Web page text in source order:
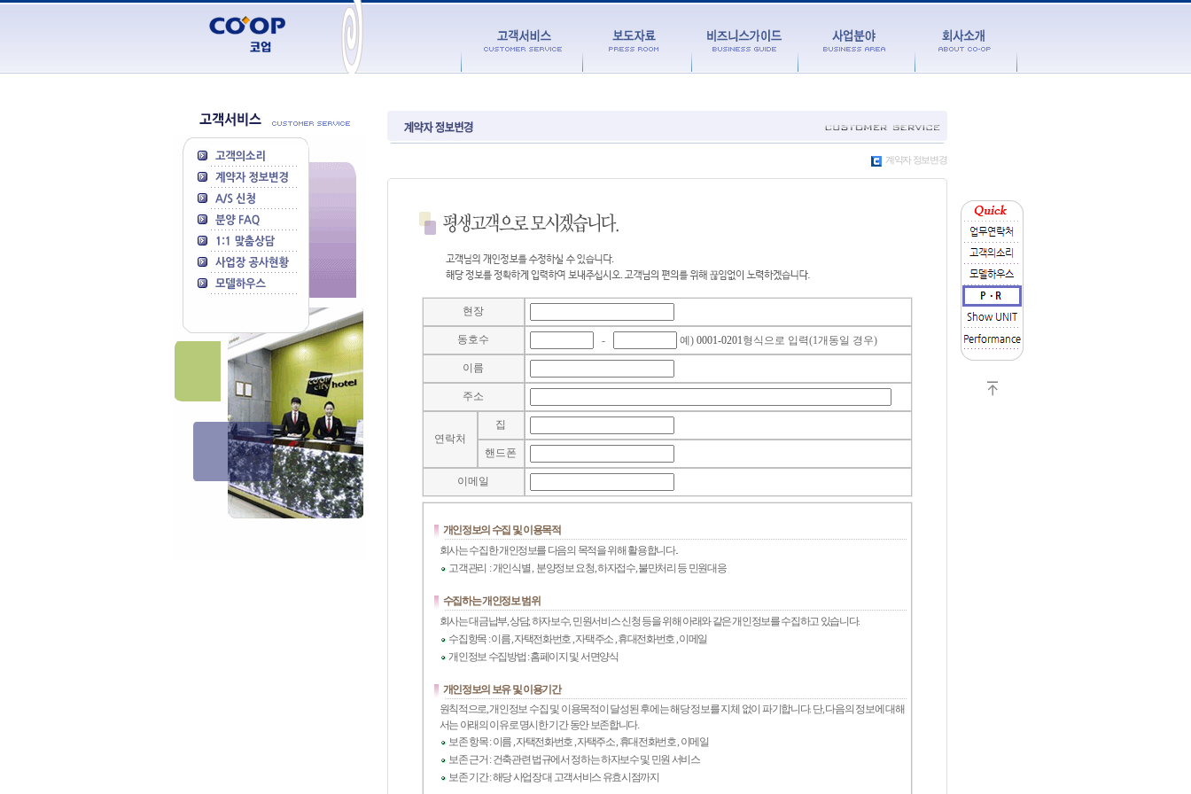
계약자 정보변경
현장
동호수 - 예) 0001-0201형식으로 입력(1개동일 경우)
이름
주소
연락처
집
핸드폰
이메일
개인정보의 수집 및 이용목적
회사는 수집한 개인정보를 다음의 목적을 위해 활용합니다..
고객관리 : 개인식별 , 분양정보 요청, 하자접수, 불만처리 등 민원대응
수집하는 개인정보 범위
회사는 대금납부, 상담, 하자보수, 민원서비스 신청 등을 위해 아래와 같은 개인정보를 수집하고 있습니다.
수집항목 : 이름 , 자택전화번호 , 자택주소 , 휴대전화번호 , 이메일
개인정보 수집방법 : 홈페이지 및 서면양식
개인정보의 보유 및 이용기간
원칙적으로, 개인정보 수집 및 이용목적이 달성된 후에는 해당 정보를 지체 없이 파기합니다. 단, 다음의 정보에 대해
서는 아래의 이유로 명시한 기간 동안 보존합니다.
보존 항목 : 이름 , 자택전화번호 , 자택주소 , 휴대전화번호 , 이메일
보존 근거 : 건축관련 법규에서 정하는 하자보수 및 민원 서비스
보존 기간 : 해당 사업장 대 고객서비스 유효시점까지